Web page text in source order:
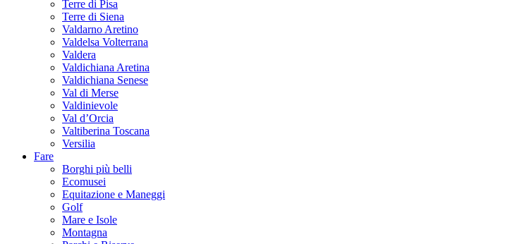
Terre di Pisa
Terre di Siena
Valdarno Aretino
Valdelsa Volterrana
Valdera
Valdichiana Aretina
Valdichiana Senese
Val di Merse
Valdinievole
Val d’Orcia
Valtiberina Toscana
Versilia
Fare
Borghi più belli
Ecomusei
Equitazione e Maneggi
Golf
Mare e Isole
Montagna